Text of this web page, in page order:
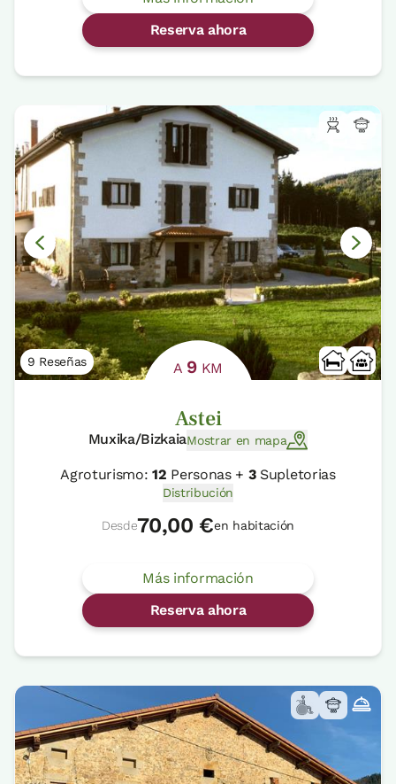
Reserva ahora
9 Reseñas A 9 KM
Astei
Muxika/BizkaiaMostrar en mapa
Agroturismo:12 Personas + 3Supletorias
Distribución
Desde70,00 €en habitación
Más información
Reserva ahora